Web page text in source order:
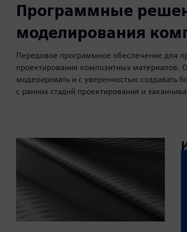
Программные
моделирования
Передовое программное обеспечение для
проектирования композитных материалов.
моделировать и с уверенностью создавать
с ранних стадий проектирования и